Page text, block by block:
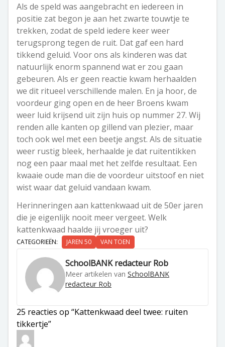
Als de speld was aangebracht en iedereen in
positie zat begon je aan het zwarte touwtje te
trekken, zodat de speld iedere keer weer
terugsprong tegen de ruit. Dat gaf een hard
tikkend geluid. Voor ons als kinderen was dat
natuurlijk enorm spannend wat er zou gaan
gebeuren. Als er geen reactie kwam herhaalden
we dit ritueel verschillende malen. En ja hoor, de
voordeur ging open en de heer Broens kwam
weer luid krijsend uit zijn huis op nummer 27. Wij
renden alle kanten op gillend van plezier, maar
toch ook wel met een beetje angst. Als de situatie
weer rustig bleek, herhaalde je dat ruitentikken
nog een paar maal met het zelfde resultaat. Een
kwaaie oude man die de voordeur uitstoof en niet
wist waar dat geluid vandaan kwam.
Herinneringen aan kattenkwaad uit de 50er jaren
die je eigenlijk nooit meer vergeet. Welk
kattenkwaad haalde jij vroeger uit?
CATEGORIEËN: JAREN 50 VAN TOEN
SchoolBANK redacteur Rob
Meer artikelen van SchoolBANK
redacteur Rob
25 reacties op “Kattenkwaad deel twee: ruiten
tikkertje”